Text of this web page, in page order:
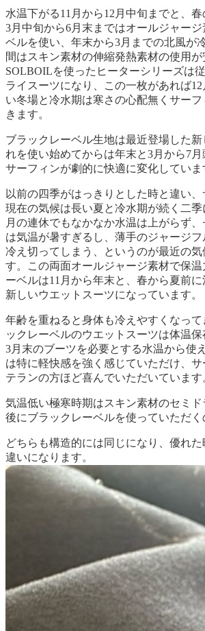
水温下がる11月から12月中旬までと、
3月中旬から6月末まではオールジャー
ベルを使い、年末から3月までの北風が
間はスキン素材の伸縮発熱素材の使用が
SOLBOILを使ったヒーターシリーズは
ライスーツになり、この一枚があれば
い冬場と冷水期は寒さの心配無くサー
きます。
ブラックレーベル生地は最近登場した新
れを使い始めてからは年末と3月から7
サーフィンが劇的に快適に変化していま
以前の四季がはっきりとした時と違い
現在の気候は長い夏と冷水期が続く二
月の連休でもなかなか水温は上がらず
は気温が暑すぎるし、薄手のジャージ
冷え切ってしまう、というのが最近の気
す。この両面オールジャージ素材で保
ーベルは11月から年末と、春から夏前
新しいウエットスーツになっています。
年齢を重ねると身体も冷えやすくなっ
ックレーベルのウエットスーツは体温保
3月末のブーツを必要とする水温から使
は特に軽快感を強く感じていただけ、
テランの方ほど喜んでいただいています
気温低い極寒時期はスキン素材のセミ
後にブラックレーベルを使っていただく
どちらも構造的には同じになり、優れ
違いになります。